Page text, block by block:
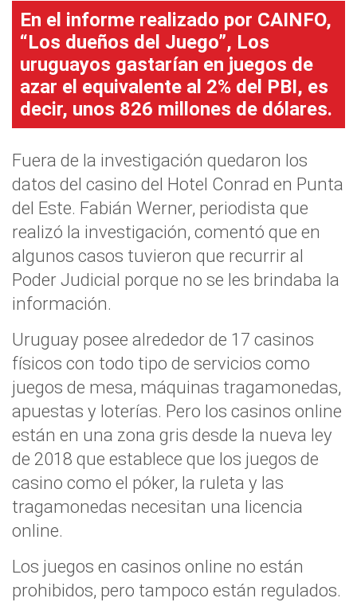
En el informe realizado por CAINFO,
“Los dueños del Juego”, Los
uruguayos gastarían en juegos de
azar el equivalente al 2% del PBI, es
decir, unos 826 millones de dólares.
Fuera de la investigación quedaron los
datos del casino del Hotel Conrad en Punta
del Este. Fabián Werner, periodista que
realizó la investigación, comentó que en
algunos casos tuvieron que recurrir al
Poder Judicial porque no se les brindaba la
información.
Uruguay posee alrededor de 17 casinos
físicos con todo tipo de servicios como
juegos de mesa, máquinas tragamonedas,
apuestas y loterías. Pero los casinos online
están en una zona gris desde la nueva ley
de 2018 que establece que los juegos de
casino como el póker, la ruleta y las
tragamonedas necesitan una licencia
online.
Los juegos en casinos online no están
prohibidos, pero tampoco están regulados.